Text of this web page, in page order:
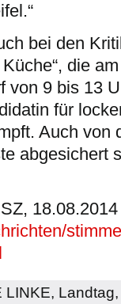
bei den
die
von 9 bis 13
für
Auch von
abgesichert
LINKE, Landtag,